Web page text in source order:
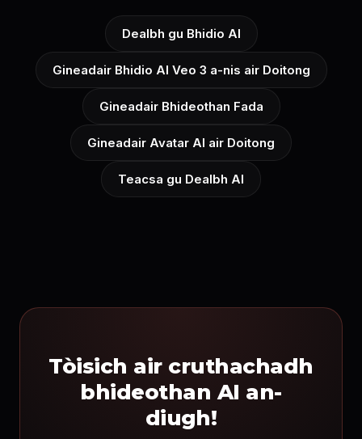
Dealbh gu Bhidio AI
Gineadair Bhidio AI Veo 3 a-nis air Doitong
Gineadair Bhideothan Fada
Gineadair Avatar AI air Doitong
Teacsa gu Dealbh AI
Tòisich air cruthachadh
bhideothan AI an-
diugh!